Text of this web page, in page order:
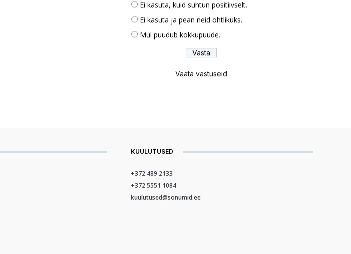
Ei kasuta, kuid suhtun positiivselt.
Ei kasuta ja pean neid ohtlikuks.
Mul puudub kokkupuude.
Vaata vastuseid
KUULUTUSED
+372 489 2133
+372 5551 1084
kuulutused@sonumid.ee